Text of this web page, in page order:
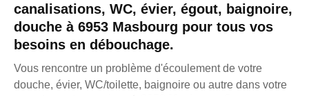
canalisations, WC, évier, égout, baignoire,
douche à 6953 Masbourg pour tous vos
besoins en débouchage.
Vous rencontre un problème d'écoulement de votre
douche, évier, WC/toilette, baignoire ou autre dans votre